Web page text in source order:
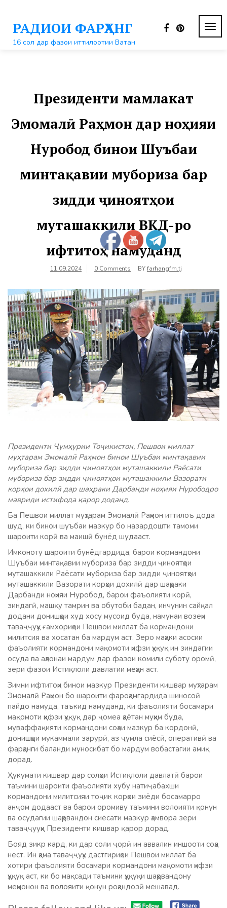
контентуРАДИОИ ФАРҲАНГ
16 сол дар фазои иттилоотии Ватан
Президенти мамлакат
Эмомалӣ Раҳмон дар ноҳияи
Нуробод бинои Шуъбаи
минтақавии мубориза бар
зидди ҷиноятҳои
муташаккили ВКД-ро
ифтитоҳ намуданд
11.09.2024 0 Comments BYfarhangfm.tj
Президенти Ҷумҳурии Тоҷикистон, Пешвои миллат
муҳтарам Эмомалӣ Раҳмон бинои Шуъбаи минтақавии
мубориза бар зидди ҷиноятҳои муташаккили Раёсати
мубориза бар зидди ҷиноятҳои муташаккили Вазорати
корҳои дохилӣ дар шаҳраки Дарбанди ноҳияи Нурободро
мавриди истифода қарор доданд.
Ба Пешвои миллат муҳтарам Эмомалӣ Раҳмон иттилоъ дода
шуд, ки бинои шуъбаи мазкур бо назардошти тамоми
шароити корӣ ва маишӣ бунёд шудааст.
Имконоту шароити бунёдгардида, барои кормандони
Шуъбаи минтақавии мубориза бар зидди ҷиноятҳои
муташаккили Раёсати мубориза бар зидди ҷиноятҳои
муташаккили Вазорати корҳои дохилӣ дар шаҳраки
Дарбанди ноҳияи Нуробод, барои фаъолияти корӣ,
зиндагӣ, машқу тамрин ва обутоби бадан, инчунин сайқал
додани донишҳои худ хосу мусоид буда, намунаи возеҳи
таваҷҷуҳу ғамхориҳои Пешвои миллат ба кормандони
милитсия ва хосатан ба мардум аст. Зеро маҳаки асосии
фаъолияти кормандони мақомоти ҳифзи ҳуқуқ ин зиндагии
осуда ва аҳлонаи мардум дар фазои комили суботу оромӣ,
зери фазои Истиқлоли давлатии меҳан аст.
Зимни ифтитоҳи бинои мазкур Президенти кишвар муҳтарам
Эмомалӣ Раҳмон бо шароити фароҳамгардида шиносоӣ
пайдо намуда, таъкид намуданд, ки фаъолияти босамари
мақомоти ҳифзи ҳуқуқ дар ҷомеа ҳаётан муҳим буда,
муваффақияти кормандони соҳаи мазкур ба кордонӣ,
донишҳои мукаммали зарурӣ, аз ҷумла сиёсӣ, оперативӣ ва
фарҳанги баланди муносибат бо мардум вобастагии амиқ
дорад.
Ҳукумати кишвар дар солҳои Истиқлоли давлатӣ барои
таъмини шароити фаъолияти хубу натиҷабахши
кормандони милитсияи тоҷик корҳои зиёди босамарро
анҷом додааст ва барои оромиву таъмини волоияти қонун
ва осудагии шаҳрвандон сиёсати мазкур ҳамвора зери
таваҷҷууҳи Президенти кишвар қарор дорад.
Бояд зикр кард, ки дар соли ҷорӣ ин аввалин иншооти соҳа
нест. Ин ҳама таваҷҷуҳу дастгириҳои Пешвои миллат ба
хотири фаъолияти босамари кормандони мақомоти ҳифзи
ҳуқуқ аст, ки бо мақсади таъмини ҳуқуқи шаҳрвандону
меҳмонон ва волояити қонун роҳандозӣ мешавад.